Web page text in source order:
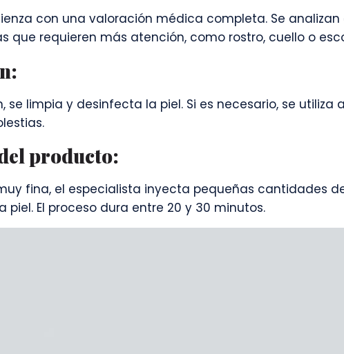
con una valoración médica completa. Se analizan
que requieren más atención, como rostro, cuello o
se limpia y desinfecta la piel. Si es necesario, se utiliza
producto:
fina, el especialista inyecta pequeñas cantidades
piel. El proceso dura entre 20 y 30 minutos.